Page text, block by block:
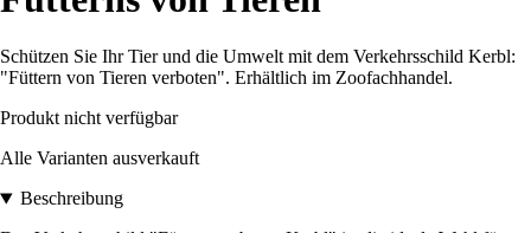
Schützen Sie Ihr Tier und die Umwelt mit dem Verkehrsschild Kerbl:
"Füttern von Tieren verboten". Erhältlich im Zoofachhandel.
Produkt nicht verfügbar
Alle Varianten ausverkauft
Beschreibung